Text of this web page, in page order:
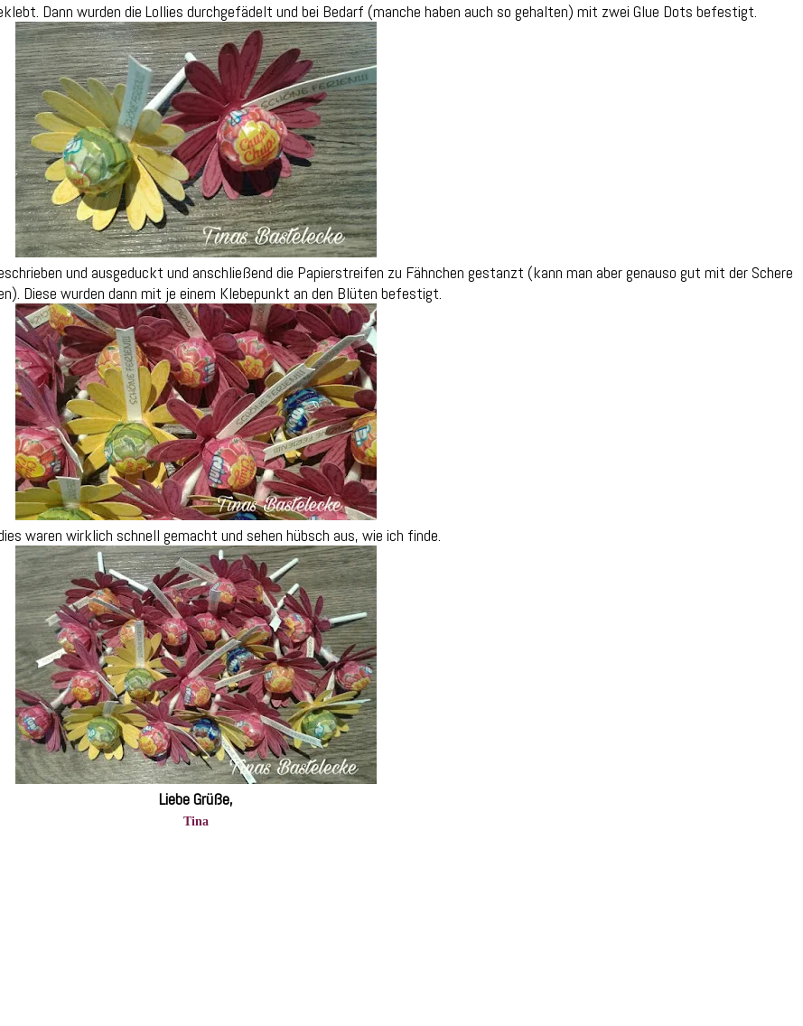
Dann wurden die Lollies durchgefädelt und bei Bedarf (manche haben auch so gehalten) mit zwei Glue Dots befestigt.
und ausgeduckt und anschließend die Papierstreifen zu Fähnchen gestanzt (kann man aber genauso gut mit der Schere
Diese wurden dann mit je einem Klebepunkt an den Blüten befestigt.
waren wirklich schnell gemacht und sehen hübsch aus, wie ich finde.
Liebe Grüße,
Tina